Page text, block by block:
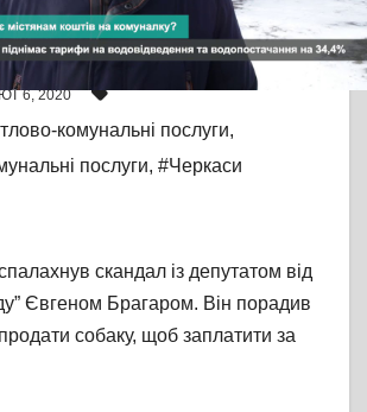
6, 2020
комунальні послуги,
послуги, #Черкаси
скандал із депутатом від
Євгеном Брагаром. Він порадив
собаку, щоб заплатити за